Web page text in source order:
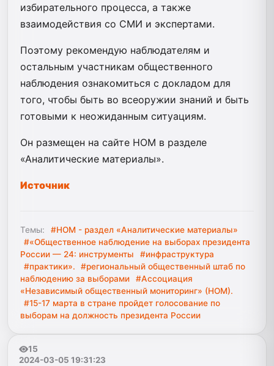
избирательного процесса, а также
взаимодействия со СМИ и экспертами.
Поэтому рекомендую наблюдателям и
остальным участникам общественного
наблюдения ознакомиться с докладом для
того, чтобы быть во всеоружии знаний и быть
готовыми к неожиданным ситуациям.
Он размещен на сайте НОМ в разделе
«Аналитические материалы».
Источник
Темы:
#НОМ - раздел «Аналитические материалы»
#«Общественное наблюдение на выборах президента
России — 24: инструменты
#инфраструктура
#практики».
#региональный общественный штаб по
наблюдению за выборами
#Ассоциация
«Независимый общественный мониторинг» (НОМ).
#15-17 марта в стране пройдет голосование по
выборам на должность президента России
15
2024-03-05 19:31:23